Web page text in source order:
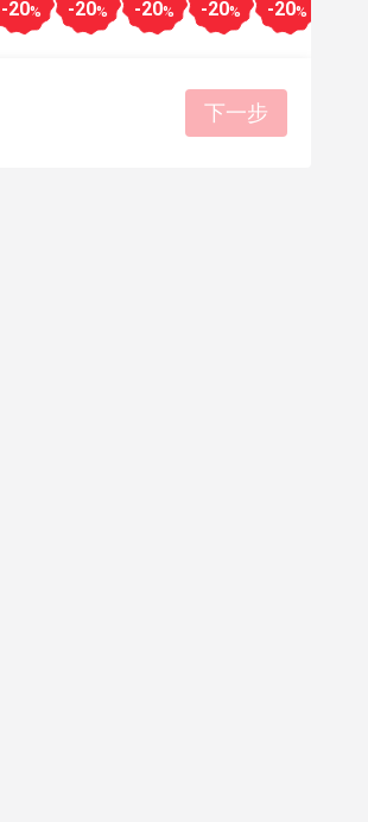
good
When it comes to
are a must-try! Dive
Chocolate Tart,
餐點美味 價位合理
-20% -20% -20% -20% -20%
下一步